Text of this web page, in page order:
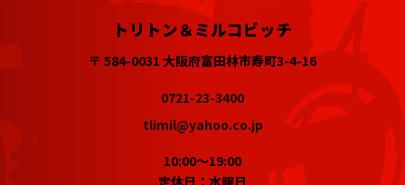
トリトン＆ミルコビッチ
〒 584-0031 大阪府富田林市寿町3-4-16
0721-23-3400
tlimil@yahoo.co.jp
10:00～19:00